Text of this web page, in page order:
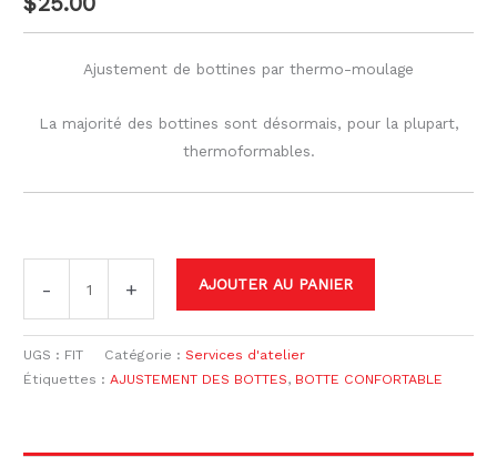
Ajustement de bottines par thermo-moulage
La majorité des bottines sont désormais, pour la plupart,
thermoformables.
- + AJOUTER AU PANIER
UGS : FIT Catégorie :Services d'atelier
Étiquettes :AJUSTEMENT DES BOTTES, BOTTE CONFORTABLE